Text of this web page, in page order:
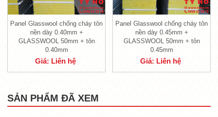
chống cháy tôn nền dày 0.50mm +
Glasswool 50mm + tôn 0.50mm
Panel Glasswool chống cháy tôn
nền dày 0.40mm +
GLASSWOOL 50mm + tôn
0.40mm
Giá: Liên hệ
Panel Glasswool chống cháy tôn
nền dày 0.45mm +
GLASSWOOL 50mm + tôn
0.45mm
Giá: Liên hệ
SẢN PHẨM ĐÃ XEM